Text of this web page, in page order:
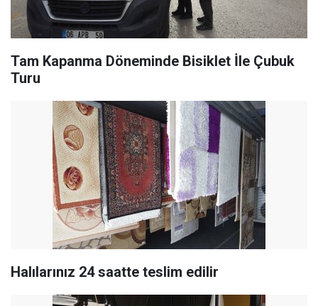
Tam Kapanma Döneminde Bisiklet İle Çubuk
Turu
Halılarınız 24 saatte teslim edilir